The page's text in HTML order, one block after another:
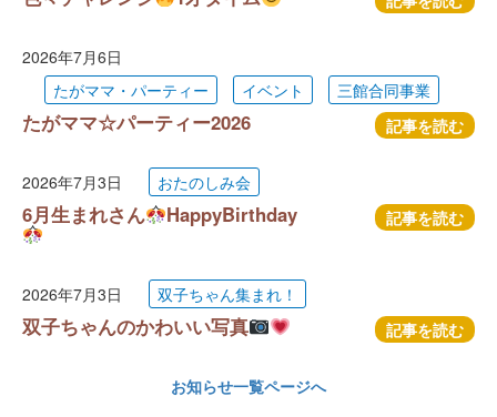
2026年7月6日
たがママ・パーティー
イベント 三館合同事業
たがママ☆パーティー2026 記事を読む
2026年7月3日 おたのしみ会
6月生まれさん HappyBirthday 記事を読む
2026年7月3日 双子ちゃん集まれ！
双子ちゃんのかわいい写真 記事を読む
お知らせ一覧ページへ